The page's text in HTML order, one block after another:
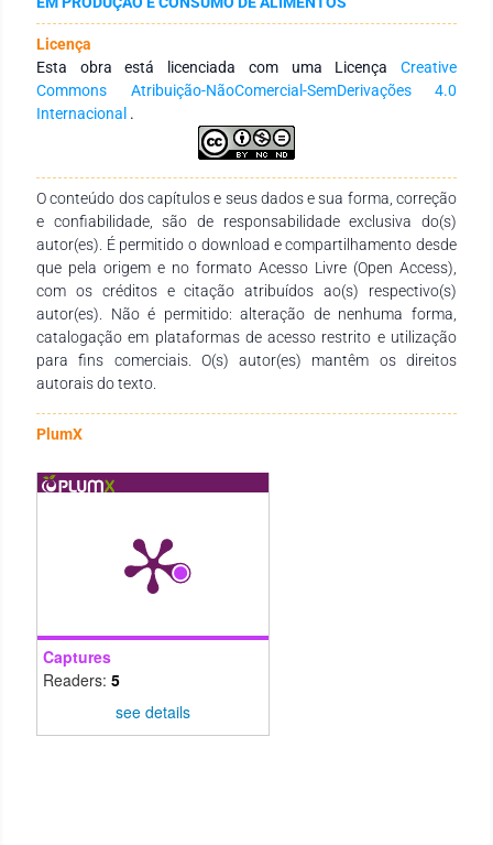
pelos julgadores. Foram elaboradas duas formulações de
beijinho, uma somente a base de mandiocas amarelas e outra
só com mandiocas rosadas. Os beijinhos elaborados podem
ser considerados alimentos funcionais por serem ricos em
fibras (8,67%/100g). Os dados da análise sensorial
demonstraram que o doce desenvolvido obteve índice de
aceitabilidade superior a 80% para todos os atributos
manifestaram que “certamente comprariam” as duas
formulações. Sendo assim, os beijinhos desenvolvidos a base
das duas variedades de mandiocas representam uma ótima
alternativa de subproduto, colaborando para diminuição da
matéria orgânica, desperdício, diminuição do impacto
negativo ao meio ambiente, além de ser uma formulação com
significativo valor nutricional.
Licença
Esta obra está licenciada com uma Licença Creative
Commons Atribuição-NãoComercial-SemDerivações 4.0
Internacional .
O conteúdo dos capítulos e seus dados e sua forma, correção
e confiabilidade, são de responsabilidade exclusiva do(s)
autor(es). É permitido o download e compartilhamento desde
que pela origem e no formato Acesso Livre (Open Access),
com os créditos e citação atribuídos ao(s) respectivo(s)
autor(es). Não é permitido: alteração de nenhuma forma,
catalogação em plataformas de acesso restrito e utilização
para fins comerciais. O(s) autor(es) mantêm os direitos
autorais do texto.
PlumX
Captures
Readers: 5
see details